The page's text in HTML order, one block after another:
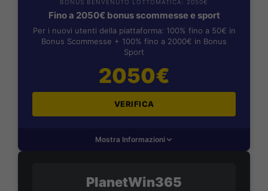
BONUS BENVENUTO LOTTOMATICA: 2050€
Fino a 2050€ bonus scommesse e sport
Per i nuovi utenti della piattaforma: 100% fino a 50€ in
Bonus Scommesse + 100% fino a 2000€ in Bonus
Sport
2050€
VERIFICA
Mostra Informazioni
PlanetWin365